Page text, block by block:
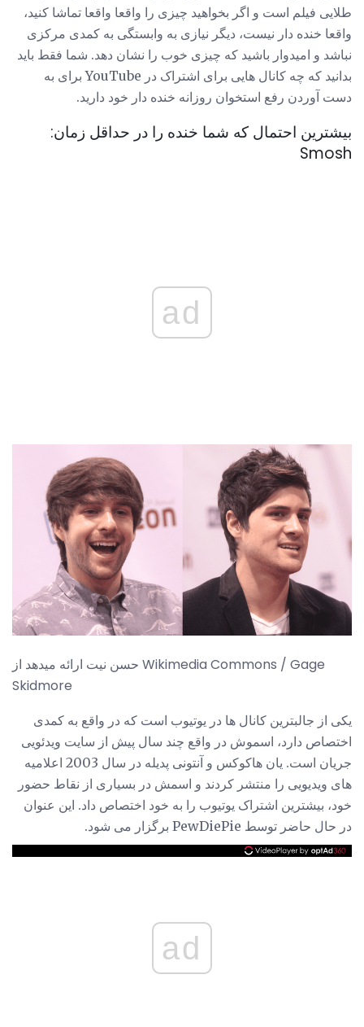
طلایی فیلم است و اگر بخواهید چیزی را واقعا واقعا تماشا کنید،
واقعا خنده دار نیست، دیگر نیازی به وابستگی به کمدی مرکزی
نباشد و امیدوار باشید که چیزی خوب را نشان دهد. شما فقط باید
بدانید که چه کانال هایی برای اشتراک در YouTube برای به
دست آوردن رفع استخوان روزانه خنده دار خود دارید.
بیشترین احتمال که شما خنده را در حداقل زمان:
Smosh
ad
حسن نیت ارائه میدهد از Wikimedia Commons / Gage
Skidmore
یکی از جالبترین کانال ها در یوتیوب است که در واقع به کمدی
اختصاص دارد، اسموش در واقع چند سال پیش از سایت ویدئویی
جریان است. یان هاکوکس و آنتونی پدیله در سال 2003 اعلامیه
های ویدیویی را منتشر کردند و اسمش در بسیاری از نقاط حضور
خود، بیشترین اشتراک یوتیوب را به خود اختصاص داد. این عنوان
در حال حاضر توسط PewDiePie برگزار می شود.
ad